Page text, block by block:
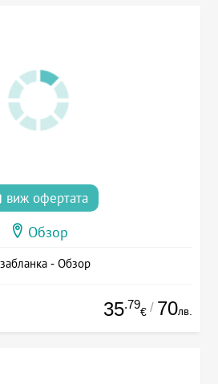
виж офертата
Обзор
- Обзор
35.79
€ / 70лв.